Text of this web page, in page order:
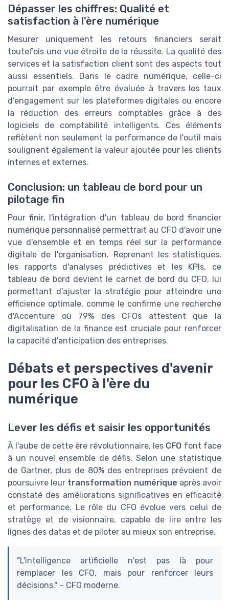
Dépasser les chiffres: Qualité et
satisfaction à l'ère numérique
Mesurer uniquement les retours financiers serait
toutefois une vue étroite de la réussite. La qualité des
services et la satisfaction client sont des aspects tout
aussi essentiels. Dans le cadre numérique, celle-ci
pourrait par exemple être évaluée à travers les taux
d'engagement sur les plateformes digitales ou encore
la réduction des erreurs comptables grâce à des
logiciels de comptabilité intelligents. Ces éléments
reflètent non seulement la performance de l'outil mais
soulignent également la valeur ajoutée pour les clients
internes et externes.
Conclusion: un tableau de bord pour un
pilotage fin
Pour finir, l'intégration d'un tableau de bord financier
numérique personnalisé permettrait au CFO d'avoir une
vue d'ensemble et en temps réel sur la performance
digitale de l'organisation. Reprenant les statistiques,
les rapports d'analyses prédictives et les KPIs, ce
tableau de bord devient le carnet de bord du CFO, lui
permettant d'ajuster la stratégie pour atteindre une
efficience optimale, comme le confirme une recherche
d'Accenture où 79% des CFOs attestent que la
digitalisation de la finance est cruciale pour renforcer
la capacité d'anticipation des entreprises.
Débats et perspectives d'avenir
pour les CFO à l'ère du
numérique
Lever les défis et saisir les opportunités
À l'aube de cette ère révolutionnaire, les CFO font face
à un nouvel ensemble de défis. Selon une statistique
de Gartner, plus de 80% des entreprises prévoient de
poursuivre leur transformation numérique après avoir
constaté des améliorations significatives en efficacité
et performance. Le rôle du CFO évolue vers celui de
stratège et de visionnaire, capable de lire entre les
lignes des datas et de piloter au mieux son entreprise.
"L'intelligence artificielle n'est pas là pour
remplacer les CFO, mais pour renforcer leurs
décisions." – CFO moderne.